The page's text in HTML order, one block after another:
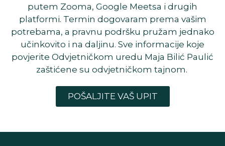
putem Zooma, Google Meetsa i drugih
platformi. Termin dogovaram prema vašim
potrebama, a pravnu podršku pružam jednako
učinkovito i na daljinu. Sve informacije koje
povjerite Odvjetničkom uredu Maja Bilić Paulić
zaštićene su odvjetničkom tajnom.
POŠALJITE VAŠ UPIT